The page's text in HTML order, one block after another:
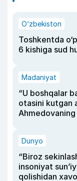
O‘zbekiston
Toshkentda
6 kishiga sud
Madaniyat
“U boshqalar
otasini kutgan
Dunyo
“Biroz
insoniyat
qolishidan